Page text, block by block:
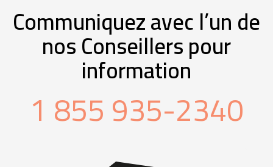
Communiquez avec l’un de
nos Conseillers pour
information
1 855 935-2340